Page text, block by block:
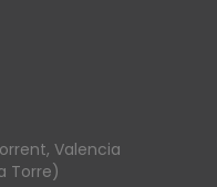
Valencia
Torre)